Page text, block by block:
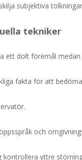
subjektiva
tekniker
ett dolt föremål
fakta för att
och
kontrollera yttre